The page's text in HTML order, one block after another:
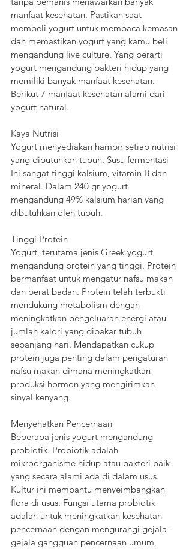
manfaat kesehatan. Pastikan saat
membeli yogurt untuk membaca kemasan
dan memastikan yogurt yang kamu beli
mengandung live culture. Yang berarti
yogurt mengandung bakteri hidup yang
memiliki banyak manfaat kesehatan.
Berikut 7 manfaat kesehatan alami dari
yogurt natural.
Kaya Nutrisi
Yogurt menyediakan hampir setiap nutrisi
yang dibutuhkan tubuh. Susu fermentasi
Ini sangat tinggi kalsium, vitamin B dan
mineral. Dalam 240 gr yogurt
mengandung 49% kalsium harian yang
dibutuhkan oleh tubuh.
Tinggi Protein
Yogurt, terutama jenis Greek yogurt
mengandung protein yang tinggi. Protein
bermanfaat untuk mengatur nafsu makan
dan berat badan. Protein telah terbukti
mendukung metabolism dengan
meningkatkan pengeluaran energi atau
jumlah kalori yang dibakar tubuh
sepanjang hari. Mendapatkan cukup
protein juga penting dalam pengaturan
nafsu makan dimana meningkatkan
produksi hormon yang mengirimkan
sinyal kenyang.
Menyehatkan Pencernaan
Beberapa jenis yogurt mengandung
probiotik. Probiotik adalah
mikroorganisme hidup atau bakteri baik
yang secara alami ada di dalam usus.
Kultur ini membantu menyeimbangkan
flora di usus. Fungsi utama probiotik
adalah untuk meningkatkan kesehatan
pencernaan dengan mengurangi gejala-
gejala gangguan pencernaan umum,